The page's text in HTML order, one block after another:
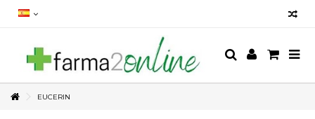
EUCERIN